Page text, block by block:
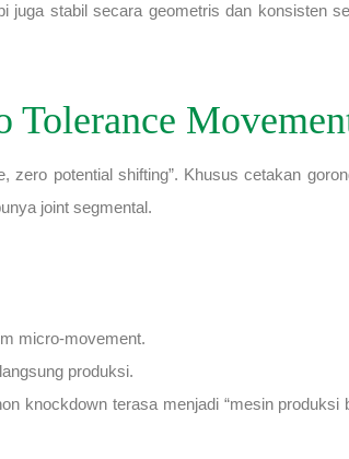
juga stabil secara geometris dan konsisten
Tolerance
potential shifting”. Khusus cetakan
joint segmental.
micro-movement.
produksi.
knockdown terasa menjadi “mesin produksi